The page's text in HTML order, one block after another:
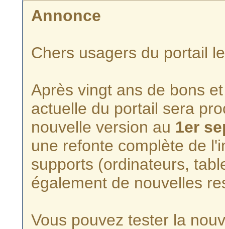
Annonce
Chers usagers du portail
Après vingt ans de bons
actuelle du portail sera
nouvelle version au 1er
une refonte complète de
supports (ordinateurs,
également de nouvelles
Vous pouvez tester la